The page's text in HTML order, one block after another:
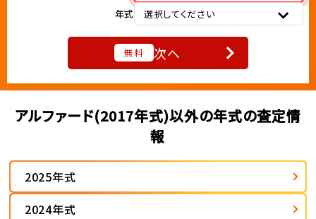
年式
選択してください
無料 次へ
アルファード(2017年式)以外の年式の査定情
報
2025年式
2024年式